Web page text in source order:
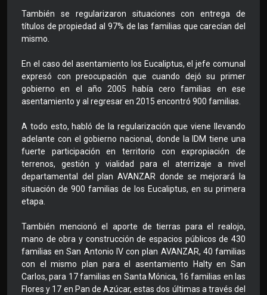
También se regularizaron situaciones con entrega de
títulos de propiedad al 97% de las familias que carecían del
mismo.
En el caso del asentamiento los Eucaliptus, el jefe comunal
expresó con preocupación que cuando dejó su primer
gobierno en el año 2005 había cero familias en ese
asentamiento y al regresar en 2015 encontró 900 familias.
A todo esto, habló de la regularización que viene llevando
adelante con el gobierno nacional, donde la IDM tiene una
fuerte participación en territorio con expropiación de
terrenos, gestión y vialidad para el aterrizaje a nivel
departamental del plan AVANZAR donde se mejorará la
situación de 900 familias de los Eucaliptus, en su primera
etapa.
También mencionó el aporte de tierras para el realojo,
mano de obra y construcción de espacios públicos de 430
familias en San Antonio IV con plan AVANZAR, 40 familias
con el mismo plan para el asentamiento Halty en San
Carlos, para 17 familias en Santa Mónica, 16 familias en las
Flores y 17 en Pan de Azúcar, estas dos últimas a través del